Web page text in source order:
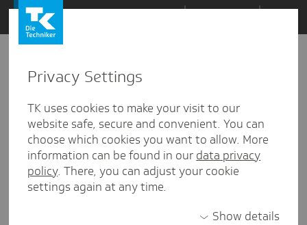
Zum
Inhalt
springen
den
Kommentaren
Privacy Settings
TK uses cookies to make your visit to our
website safe, secure and convenient. You can
choose which cookies you want to allow. More
information can be found in our data privacy
policy. There, you can adjust your cookie
settings again at any time.
Show details